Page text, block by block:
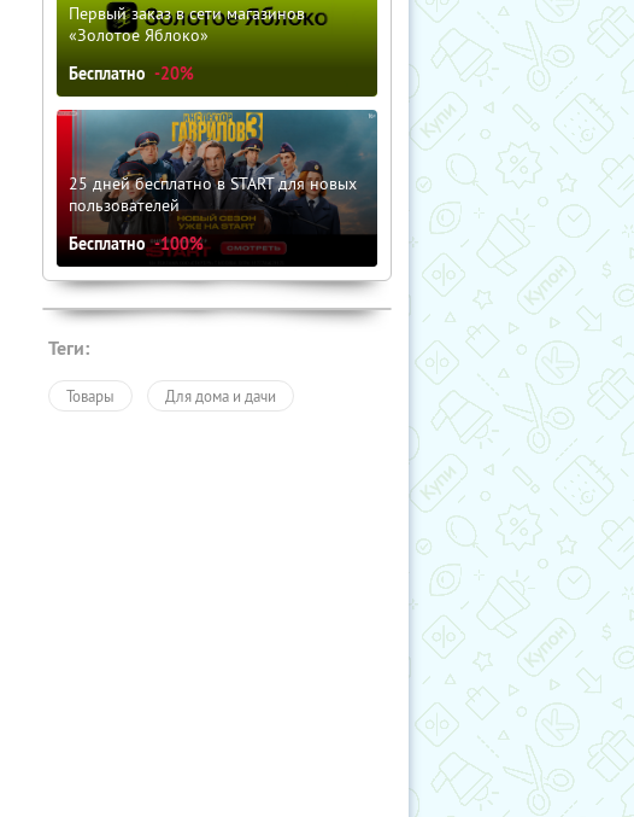
Первый заказ в сети магазинов
«Золотое Яблоко»
Бесплатно -20%
25 дней бесплатно в START для новых
пользователей
Бесплатно -100%
Теги:
Товары Для дома и дачи